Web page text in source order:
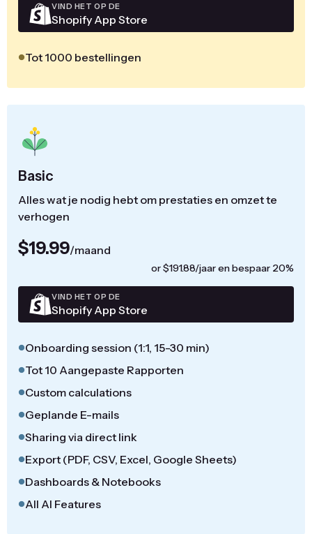
VIND HET OP DE
Shopify App Store
Tot 1000 bestellingen
Basic
Alles wat je nodig hebt om prestaties en omzet te
verhogen
$19.99/maand
or $191.88/jaar en bespaar 20%
VIND HET OP DE
Shopify App Store
Onboarding session (1:1, 15-30 min)
Tot 10 Aangepaste Rapporten
Custom calculations
Geplande E-mails
Sharing via direct link
Export (PDF, CSV, Excel, Google Sheets)
Dashboards & Notebooks
All AI Features